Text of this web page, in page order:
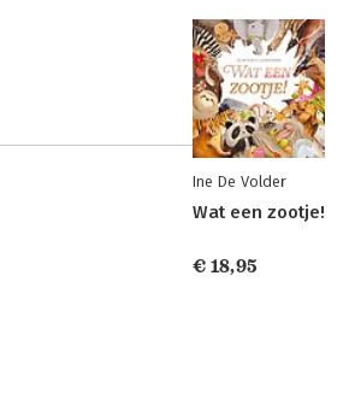
Ine De Volder
Wat een zootje!
€ 18,95